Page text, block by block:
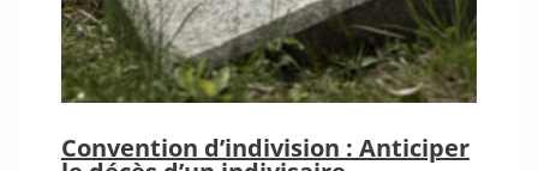
Convention d’indivision : Anticiper